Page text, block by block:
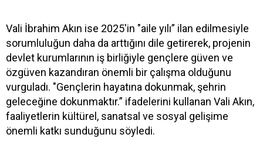
Vali İbrahim Akın ise 2025'in "aile yılı” ilan edilmesiyle
sorumluluğun daha da arttığını dile getirerek, projenin
devlet kurumlarının iş birliğiyle gençlere güven ve
özgüven kazandıran önemli bir çalışma olduğunu
vurguladı. "Gençlerin hayatına dokunmak, şehrin
geleceğine dokunmaktır.” ifadelerini kullanan Vali Akın,
faaliyetlerin kültürel, sanatsal ve sosyal gelişime
önemli katkı sunduğunu söyledi.